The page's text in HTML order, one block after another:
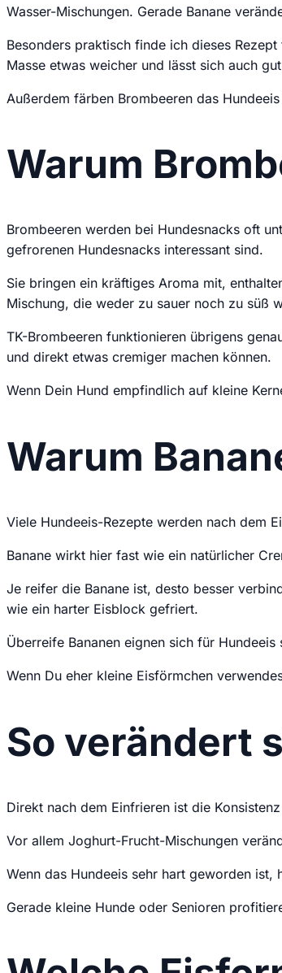
Wasser-Mischungen. Gerade Banane
Besonders praktisch finde ich dieses
Masse etwas weicher und lässt sich auch
Außerdem färben Brombeeren das
Warum
Brombeeren werden bei Hundesnacks oft
gefrorenen Hundesnacks interessant sind.
Sie bringen ein kräftiges Aroma mit,
Mischung, die weder zu sauer noch zu süß
TK-Brombeeren funktionieren übrigens
und direkt etwas cremiger machen können.
Wenn Dein Hund empfindlich auf kleine
Warum
Viele Hundeeis-Rezepte werden nach dem
Banane wirkt hier fast wie ein natürlicher
Je reifer die Banane ist, desto besser
wie ein harter Eisblock gefriert.
Überreife Bananen eignen sich für
Wenn Du eher kleine Eisförmchen
So verändert
Direkt nach dem Einfrieren ist die
Vor allem Joghurt-Frucht-Mischungen
Wenn das Hundeeis sehr hart geworden
Gerade kleine Hunde oder Senioren